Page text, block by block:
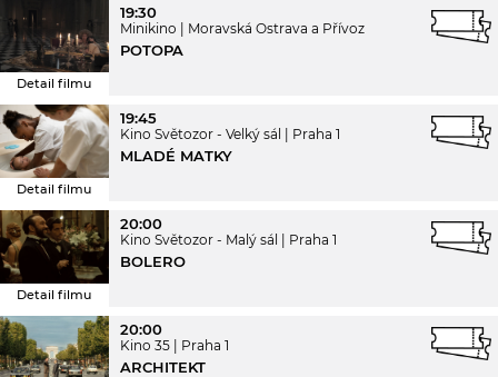
Detail filmu
19:30
Minikino Moravská Ostrava a Přívoz
POTOPA
Detail filmu
19:45
Kino Světozor - Velký sál Praha 1
MLADÉ MATKY
Detail filmu
20:00
Kino Světozor - Malý sál Praha 1
BOLERO
20:00
Kino 35 Praha 1
ARCHITEKT